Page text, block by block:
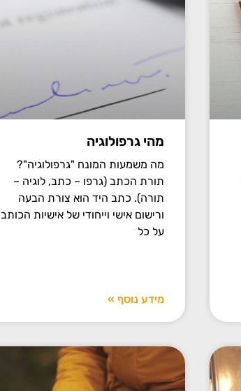
מהי גרפולוגיה
מה משמעות המונח "גרפולוגיה"?
תורת הכתב (גרפו – כתב, לוגיה –
תורה). כתב היד הוא צורת הבעה
ורישום אישי וייחודי של אישיות הכותב
על כל
מידע נוסף »